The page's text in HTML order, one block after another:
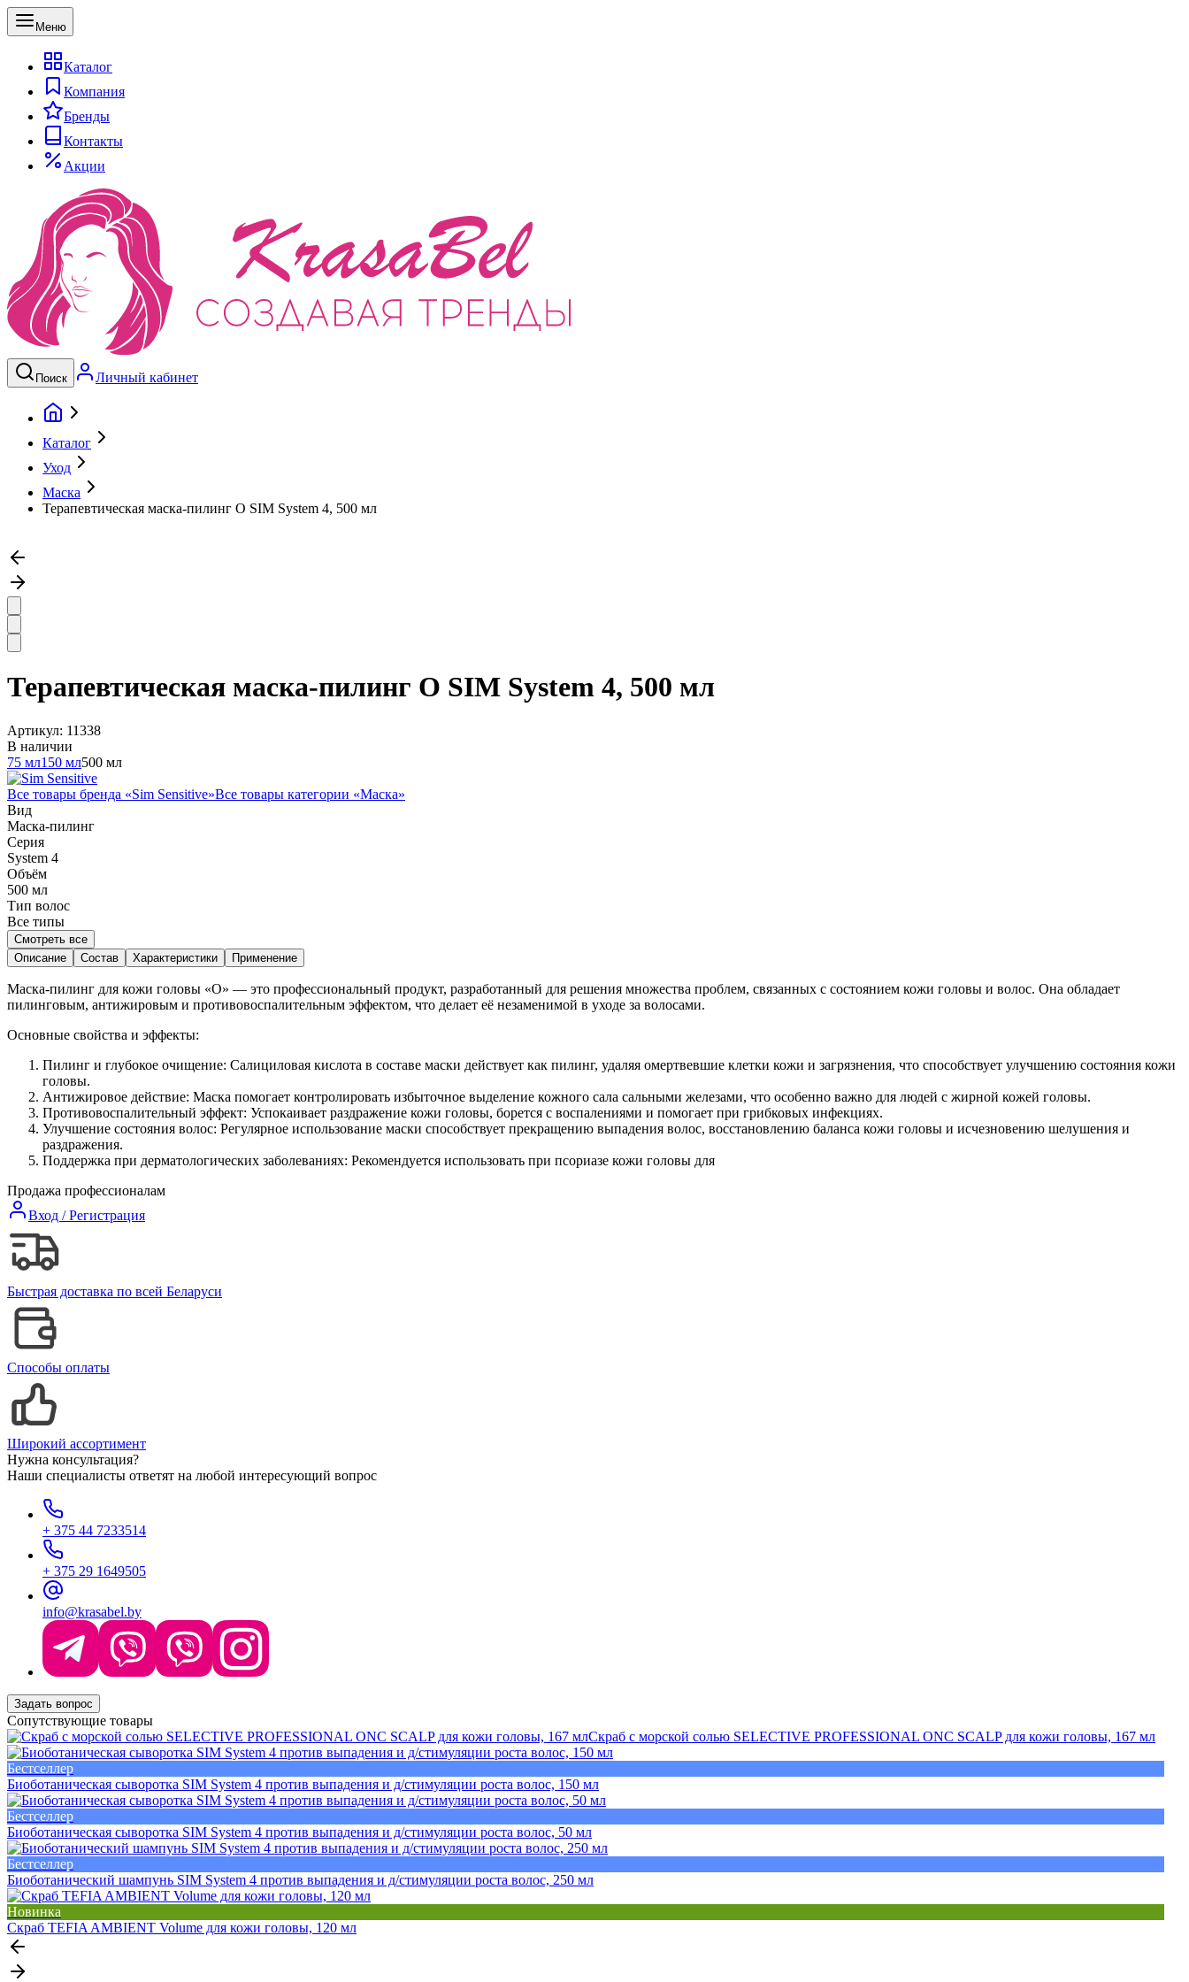
Меню
Каталог
Компания
Бренды
Контакты
Акции
Поиск Личный кабинет
Каталог
Уход
Маска
Терапевтическая маска-пилинг О SIM System 4, 500 мл
Терапевтическая маска-пилинг О SIM System 4, 500 мл
Артикул: 11338
В наличии
75 мл150 мл500 мл
Все товары бренда «Sim Sensitive»Все товары категории «Маска»
Вид
Маска-пилинг
Серия
System 4
Объём
500 мл
Тип волос
Все типы
Смотреть все
Описание
Состав Характеристики Применение
Маска-пилинг для кожи головы «О» — это профессиональный продукт, разработанный для решения множества проблем, связанных с состоянием кожи головы и волос. Она обладает
пилинговым, антижировым и противовоспалительным эффектом, что делает её незаменимой в уходе за волосами.
Основные свойства и эффекты:
Пилинг и глубокое очищение: Салициловая кислота в составе маски действует как пилинг, удаляя омертвевшие клетки кожи и загрязнения, что способствует улучшению состояния кожи
головы.
Антижировое действие: Маска помогает контролировать избыточное выделение кожного сала сальными железами, что особенно важно для людей с жирной кожей головы.
Противовоспалительный эффект: Успокаивает раздражение кожи головы, борется с воспалениями и помогает при грибковых инфекциях.
Улучшение состояния волос: Регулярное использование маски способствует прекращению выпадения волос, восстановлению баланса кожи головы и исчезновению шелушения и
раздражения.
Поддержка при дерматологических заболеваниях: Рекомендуется использовать при псориазе кожи головы для
Продажа профессионалам
Вход / Регистрация
Быстрая доставка по всей Беларуси
Способы оплаты
Широкий ассортимент
Нужна консультация?
Наши специалисты ответят на любой интересующий вопрос
+ 375 44 7233514
+ 375 29 1649505
info@krasabel.by
Задать вопрос
Сопутствующие товары
Скраб с морской солью SELECTIVE PROFESSIONAL ONC SCALP для кожи головы, 167 мл
Бестселлер
Биоботаническая сыворотка SIM System 4 против выпадения и д/стимуляции роста волос, 150 мл
Бестселлер
Биоботаническая сыворотка SIM System 4 против выпадения и д/стимуляции роста волос, 50 мл
Бестселлер
Биоботанический шампунь SIM System 4 против выпадения и д/стимуляции роста волос, 250 мл
Новинка
Скраб TEFIA AMBIENT Volume для кожи головы, 120 мл